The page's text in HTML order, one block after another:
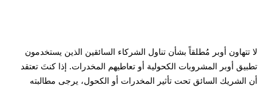
لا تتهاون أوبر مُطلقاً بشأن تناول الشركاء السائقين الذين يستخدمون
تطبيق أوبر المشروبات الكحولية أو تعاطيهم المخدرات. إذا كنتَ تعتقد
أن الشريك السائق تحت تأثير المخدرات أو الكحول، يرجى مطالبته